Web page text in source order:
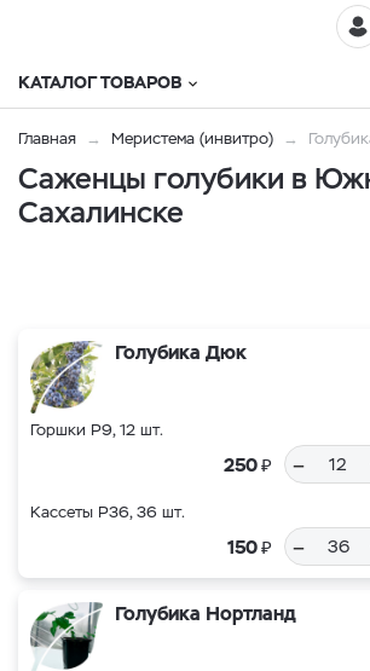
КАТАЛОГ ТОВАРОВ
Главная Меристема (инвитро)
Саженцы голубики в
Сахалинске
Голубика Дюк
Горшки Р9, 12 шт.
250₽ –
Кассеты Р36, 36 шт.
150₽ –
Голубика Нортланд